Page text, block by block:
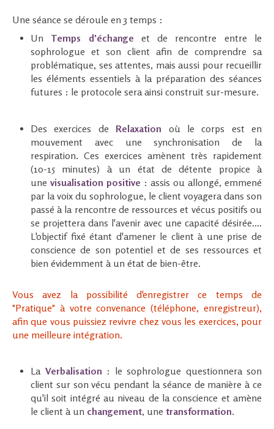
Une séance se déroule en 3 temps :
Un Temps d'échange et de rencontre entre le
sophrologue et son client afin de comprendre sa
problématique, ses attentes, mais aussi pour recueillir
les éléments essentiels à la préparation des séances
futures : le protocole sera ainsi construit sur-mesure.
Des exercices de Relaxation où le corps est en
mouvement avec une synchronisation de la
respiration. Ces exercices amènent très rapidement
(10-15 minutes) à un état de détente propice à
une visualisation positive : assis ou allongé, emmené
par la voix du sophrologue, le client voyagera dans son
passé à la rencontre de ressources et vécus positifs ou
se projettera dans l'avenir avec une capacité désirée....
L'objectif fixé étant d'amener le client à une prise de
conscience de son potentiel et de ses ressources et
bien évidemment à un état de bien-être.
Vous avez la possibilité d'enregistrer ce temps de
"Pratique" à votre convenance (téléphone, enregistreur),
afin que vous puissiez revivre chez vous les exercices, pour
une meilleure intégration.
La Verbalisation : le sophrologue questionnera son
client sur son vécu pendant la séance de manière à ce
qu'il soit intégré au niveau de la conscience et amène
le client à un changement, une transformation.